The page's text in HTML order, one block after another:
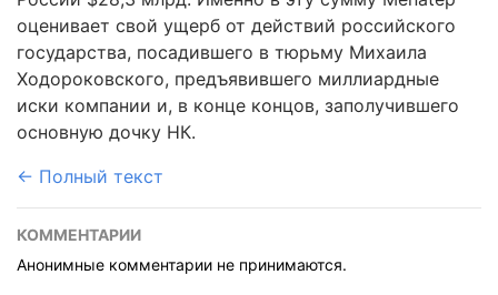
оценивает свой ущерб от действий российского
государства, посадившего в тюрьму Михаила
Ходороковского, предъявившего миллиардные
иски компании и, в конце концов, заполучившего
основную дочку НК.
← Полный текст
КОММЕНТАРИИ
Анонимные комментарии не принимаются.